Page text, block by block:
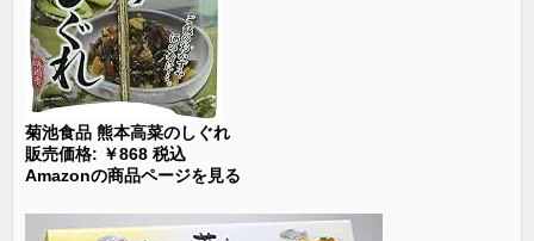
菊池食品 熊本高菜のしぐれ
販売価格: ￥868 税込
Amazonの商品ページを見る